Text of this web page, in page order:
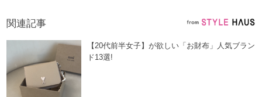
関連記事
【20代前半女子】が欲しい「お財布」人気ブラン
ド13選!